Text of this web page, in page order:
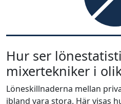
Hur ser
mixertekniker i
Löneskillnaderna mellan
ibland vara stora. Här visas